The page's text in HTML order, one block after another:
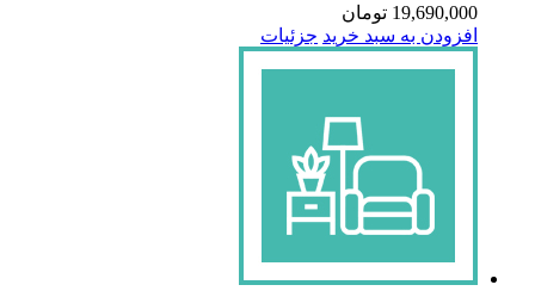
19,690,000 تومان
افزودن به سبد خرید جزئیات